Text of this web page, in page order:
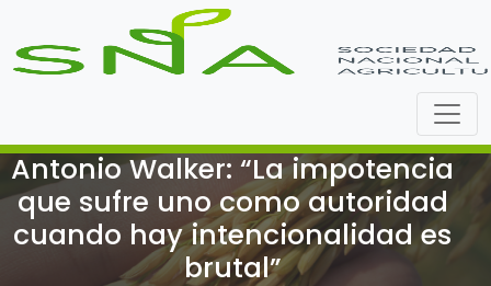
Antonio Walker: “La impotencia
que sufre uno como autoridad
cuando hay intencionalidad es
brutal”